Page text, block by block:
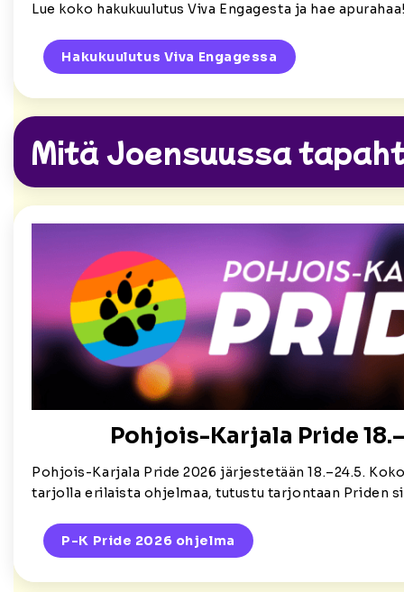
Lue koko hakukuulutus Viva Engagesta ja hae
Hakukuulutus Viva Engagessa
Mitä Joensuussa
Pohjois-Karjala Pride
Pohjois-Karjala Pride 2026 järjestetään 18.–24.5.
tarjolla erilaista ohjelmaa, tutustu tarjontaan Priden
P-K Pride 2026 ohjelma